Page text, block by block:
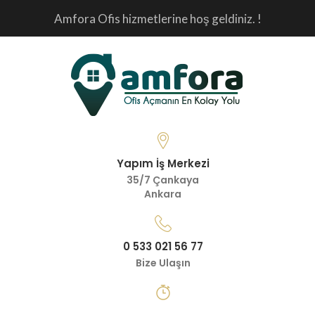
Amfora Ofis hizmetlerine hoş geldiniz. !
Yapım İş Merkezi
35/7 Çankaya
Ankara
0 533 021 56 77
Bize Ulaşın